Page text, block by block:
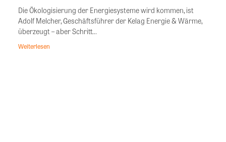
Die Ökologisierung der Energiesysteme wird kommen, ist
Adolf Melcher, Geschäftsführer der Kelag Energie & Wärme,
überzeugt – aber Schritt...
Weiterlesen